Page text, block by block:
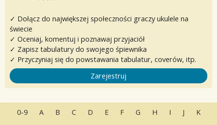
✓ Dołącz do największej społeczności graczy ukulele na
świecie
✓ Oceniaj, komentuj i poznawaj przyjaciół
✓ Zapisz tabulatury do swojego śpiewnika
✓ Przyczyniaj się do powstawania tabulatur, coverów, itp.
Zarejestruj
0-9 A B C D E F G H I J
K